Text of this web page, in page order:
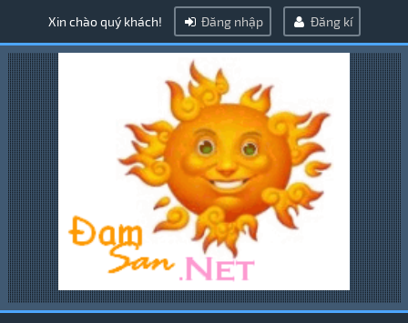
Xin chào quý khách! Đăng nhập Đăng kí